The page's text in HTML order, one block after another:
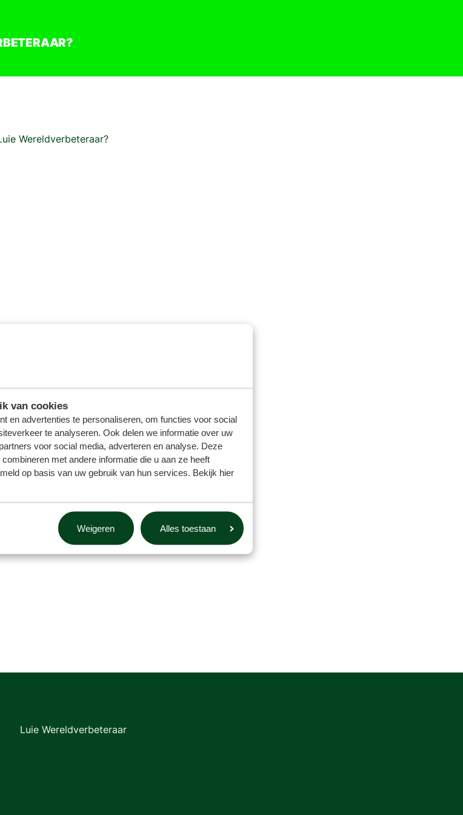
van cookies
en advertenties te personaliseren, om functies voor social
te analyseren. Ook delen we informatie over uw
voor social media, adverteren en analyse. Deze
met andere informatie die u aan ze heeft
op basis van uw gebruik van hun services. Bekijk hier
Weigeren Alles toestaan
Wereldverbeteraar?
Luie Wereldverbeteraar